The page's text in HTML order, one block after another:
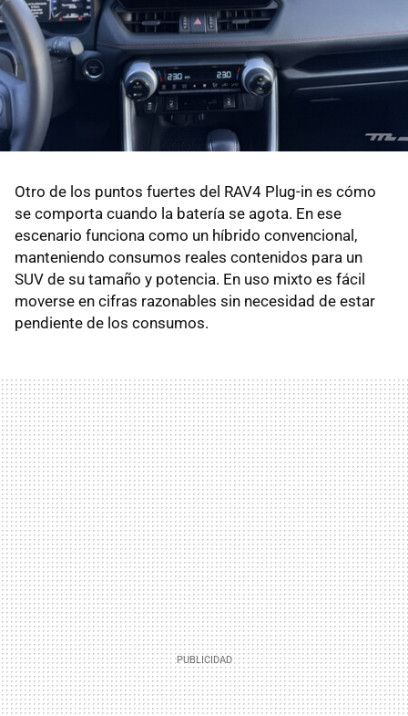
Otro de los puntos fuertes del RAV4 Plug-in es cómo
se comporta cuando la batería se agota. En ese
escenario funciona como un híbrido convencional,
manteniendo consumos reales contenidos para un
SUV de su tamaño y potencia. En uso mixto es fácil
moverse en cifras razonables sin necesidad de estar
pendiente de los consumos.